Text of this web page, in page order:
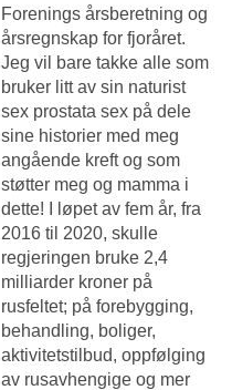
Forenings årsberetning og
årsregnskap for fjoråret.
Jeg vil bare takke alle som
bruker litt av sin naturist
sex prostata sex på dele
sine historier med meg
angående kreft og som
støtter meg og mamma i
dette! I løpet av fem år, fra
2016 til 2020, skulle
regjeringen bruke 2,4
milliarder kroner på
rusfeltet; på forebygging,
behandling, boliger,
aktivitetstilbud, oppfølging
av rusavhengige og mer